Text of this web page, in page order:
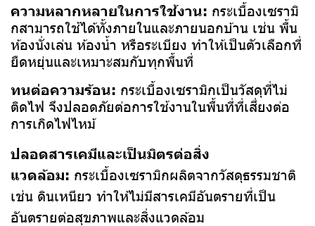
ความหลากหลายในการใช้งาน: กระเบื้องเซรามิ
กสามารถใช้ได้ทั้งภายในและภายนอกบ้าน เช่น พื้น
ห้องนั่งเล่น ห้องน้ำ หรือระเบียง ทำให้เป็นตัวเลือกที่
ยืดหยุ่นและเหมาะสมกับทุกพื้นที่
ทนต่อความร้อน: กระเบื้องเซรามิกเป็นวัสดุที่ไม่
ติดไฟ จึงปลอดภัยต่อการใช้งานในพื้นที่ที่เสี่ยงต่อ
การเกิดไฟไหม้
ปลอดสารเคมีและเป็นมิตรต่อสิ่ง
แวดล้อม: กระเบื้องเซรามิกผลิตจากวัสดุธรรมชาติ
เช่น ดินเหนียว ทำให้ไม่มีสารเคมีอันตรายที่เป็น
อันตรายต่อสุขภาพและสิ่งแวดล้อม